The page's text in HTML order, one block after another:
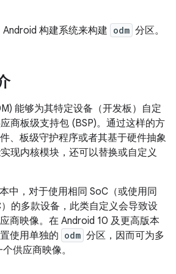
构建系统来构建 odm 分区。
能够为其特定设备（开发板）自定
商板级支持包 (BSP)。通过这样的方
、板级守护程序或者其基于硬件抽象
现内核模块，还可以替换或自定义
中，对于使用相同 SoC（或使用同
的多款设备，此类自定义会导致设
商映像。在 Android 10 及更高版本
使用单独的 odm 分区，因而可为多
供应商映像。